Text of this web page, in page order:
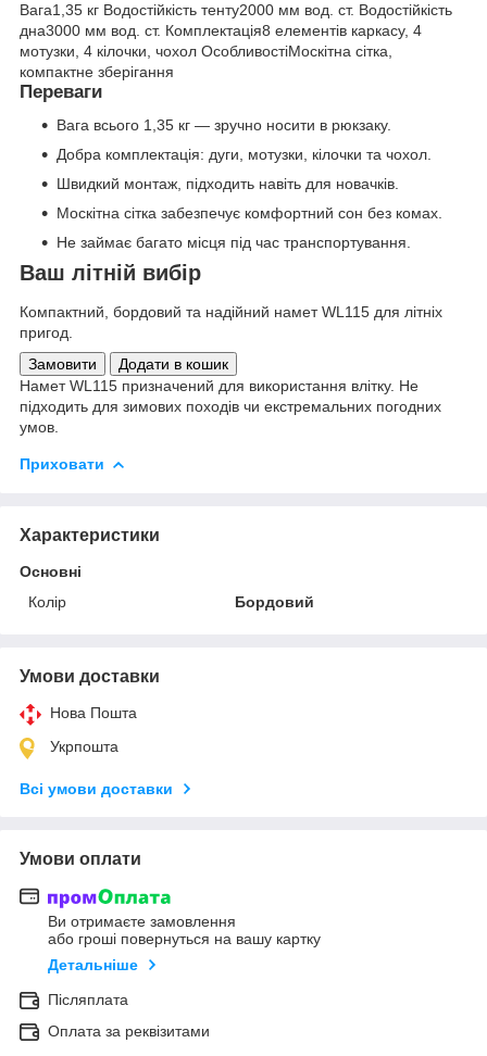
Вага1,35 кг Водостійкість тенту2000 мм вод. ст. Водостійкість
дна3000 мм вод. ст. Комплектація8 елементів каркасу, 4
мотузки, 4 кілочки, чохол ОсобливостіМоскітна сітка,
компактне зберігання
Переваги
Вага всього 1,35 кг — зручно носити в рюкзаку.
Добра комплектація: дуги, мотузки, кілочки та чохол.
Швидкий монтаж, підходить навіть для новачків.
Москітна сітка забезпечує комфортний сон без комах.
Не займає багато місця під час транспортування.
Ваш літній вибір
Компактний, бордовий та надійний намет WL115 для літніх
пригод.
Замовити
Додати в кошик
Намет WL115 призначений для використання влітку. Не
підходить для зимових походів чи екстремальних погодних
умов.
Приховати
Характеристики
Основні
Колір
Бордовий
Умови доставки
Нова Пошта
Укрпошта
Всі умови доставки
Умови оплати
Ви отримаєте замовлення
або гроші повернуться на вашу картку
Детальніше
Післяплата
Оплата за реквізитами